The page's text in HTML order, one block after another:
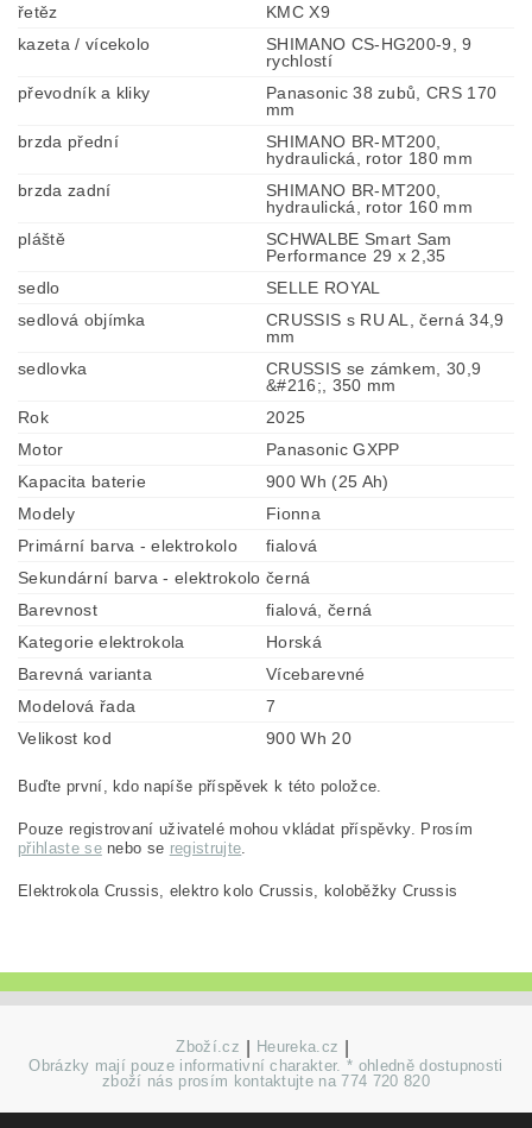
řetěz
KMC X9
kazeta / vícekolo
SHIMANO CS-HG200-9, 9
rychlostí
převodník a kliky
Panasonic 38 zubů, CRS 170
mm
brzda přední
SHIMANO BR-MT200,
hydraulická, rotor 180 mm
brzda zadní
SHIMANO BR-MT200,
hydraulická, rotor 160 mm
pláště
SCHWALBE Smart Sam
Performance 29 x 2,35
sedlo
SELLE ROYAL
sedlová objímka
CRUSSIS s RU AL, černá 34,9
mm
sedlovka
CRUSSIS se zámkem, 30,9
&#216;, 350 mm
Rok
2025
Motor
Panasonic GXPP
Kapacita baterie
900 Wh (25 Ah)
Modely
Fionna
Primární barva - elektrokolo
fialová
Sekundární barva - elektrokolo černá
Barevnost
fialová, černá
Kategorie elektrokola
Horská
Barevná varianta
Vícebarevné
Modelová řada
7
Velikost kod
900 Wh 20
Buďte první, kdo napíše příspěvek k této položce.
Pouze registrovaní uživatelé mohou vkládat příspěvky. Prosím
přihlaste senebo se registrujte
Elektrokola Crussis, elektro kolo Crussis, koloběžky Crussis
Zboží.cz Heureka.cz
Obrázky mají pouze informativní charakter. * ohledně dostupnosti
zboží nás prosím kontaktujte na 774 720 820